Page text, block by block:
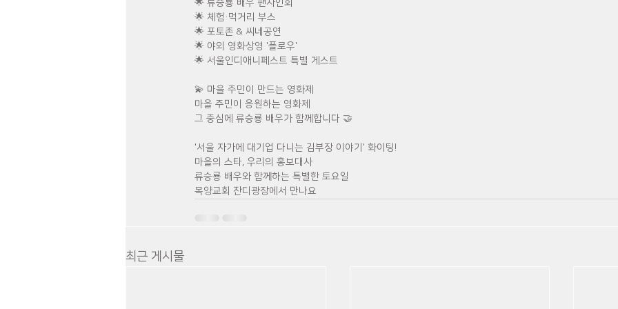
🌟 류승룡 배우 팬사인회
🌟 체험·먹거리 부스
🌟 포토존 & 씨네공연
🌟 야외 영화상영 '플로우'
🌟 서울인디애니페스트 특별 게스트
💫 마을 주민이 만드는 영화제
마을 주민이 응원하는 영화제
그 중심에 류승룡 배우가 함께합니다 🤝
'서울 자가에 대기업 다니는 김부장 이야기' 화이팅!
마을의 스타, 우리의 홍보대사
류승룡 배우와 함께하는 특별한 토요일
목양교회 잔디광장에서 만나요
최근 게시물